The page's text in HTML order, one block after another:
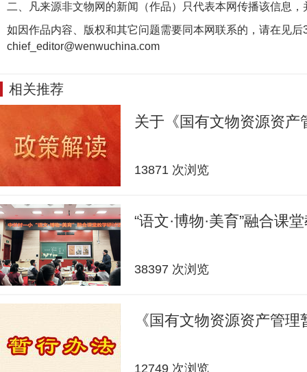
二、凡来源非文物网的新闻（作品）只代表本网传播该信息
如因作品内容、版权和其它问题需要同本网联系的，请在见后
chief_editor@wenwuchina.com
相关推荐
关于《国有文物资源资
13871 次浏览
“语文·博物·美育”融合课
38397 次浏览
《国有文物资源资产管
12749 次浏览